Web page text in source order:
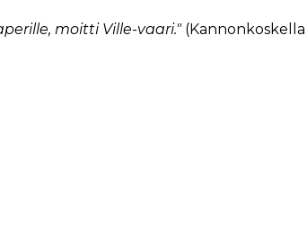
moitti Ville-vaari."